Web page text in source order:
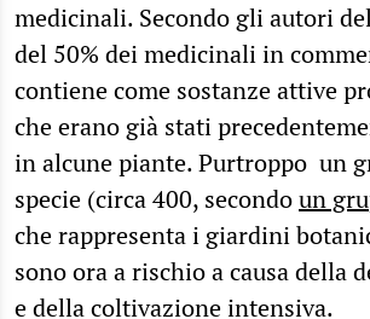
medicinali. Secondo gli autori
del 50% dei medicinali in
contiene come sostanze attive
che erano già stati
in alcune piante. Purtroppo un
specie (circa 400, secondoun
che rappresenta i giardini
sono ora a rischio a causa della
e della coltivazione intensiva.